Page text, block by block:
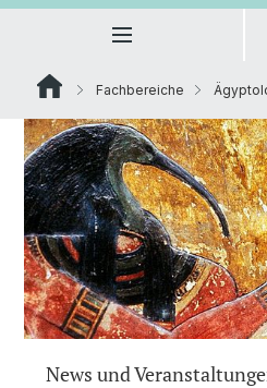
Fachbereiche
News und